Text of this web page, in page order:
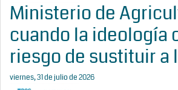
Ministerio de
cuando la ideología
riesgo de sustituir a
viernes, 31 de julio de 2026